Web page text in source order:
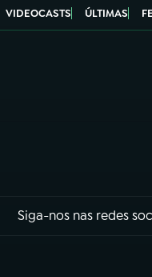
VIDEOCASTS ÚLTIMAS
Siga-nos nas redes